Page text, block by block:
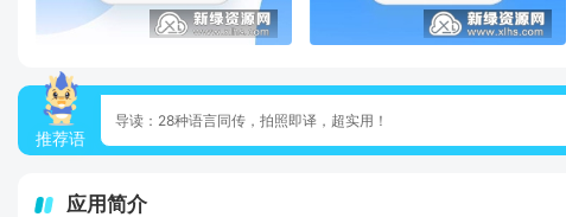
推荐语
导读：28种语言同传，拍照即译，超实用！
应用简介